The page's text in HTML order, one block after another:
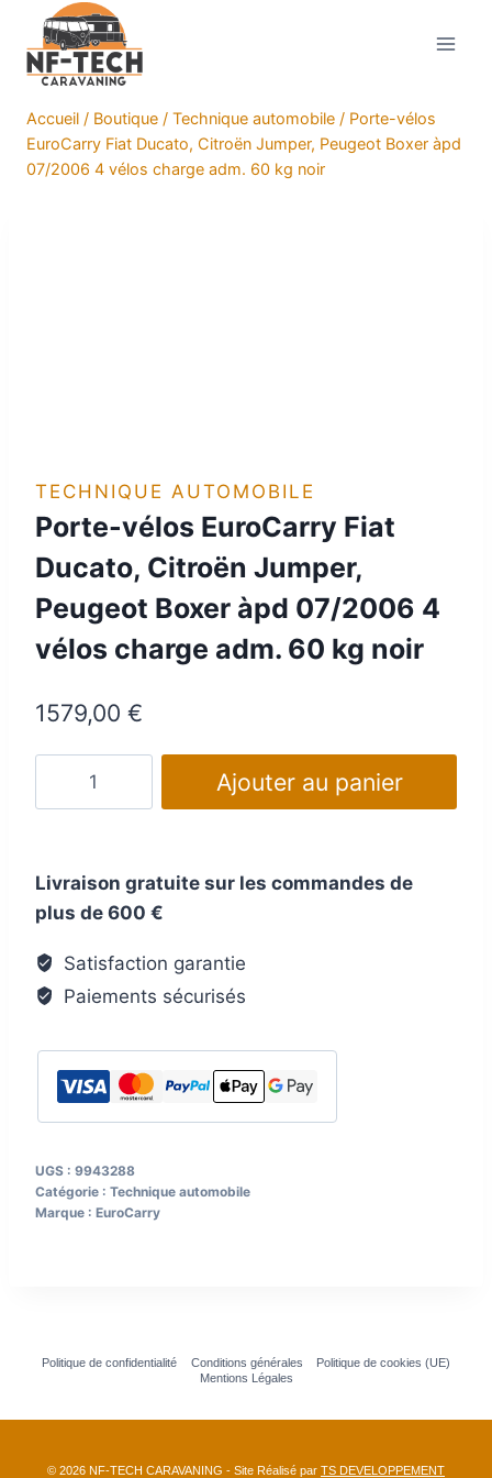
contenu
Accueil / Boutique / Technique automobile / Porte-vélos
EuroCarry Fiat Ducato, Citroën Jumper, Peugeot Boxer àpd
07/2006 4 vélos charge adm. 60 kg noir
TECHNIQUE AUTOMOBILE
Porte-vélos EuroCarry Fiat
Ducato, Citroën Jumper,
Peugeot Boxer àpd 07/2006 4
vélos charge adm. 60 kg noir
1579,00 €
EuroCarry
Fiat
Citroën
Jumper,
àpd
07/2006
vélos
charge
Ajouter au panier
Livraison gratuite sur les commandes de
plus de 600 €
Satisfaction garantie
Paiements sécurisés
UGS : 9943288
Catégorie : Technique automobile
Marque : EuroCarry
Politique de confidentialité Conditions générales
Politique de cookies (UE)
Mentions Légales
© 2026 NF-TECH CARAVANING - Site Réalisé par TS DEVELOPPEMENT